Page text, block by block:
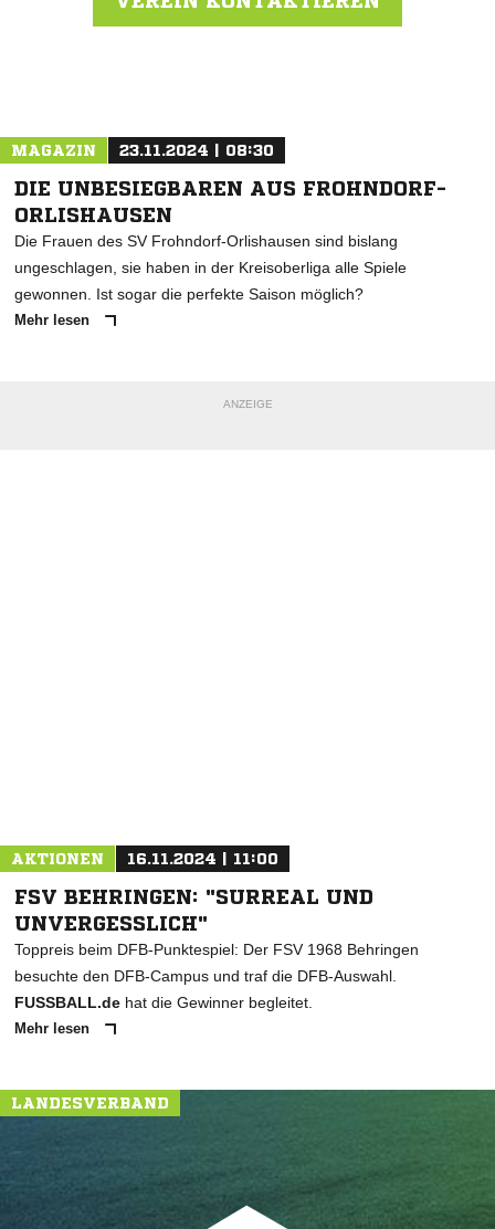
MAGAZIN 23.11.2024 | 08:30
DIE UNBESIEGBAREN AUS FROHNDORF-
ORLISHAUSEN
Die Frauen des SV Frohndorf-Orlishausen sind bislang
ungeschlagen, sie haben in der Kreisoberliga alle Spiele
gewonnen. Ist sogar die perfekte Saison möglich?
Mehr lesen
ANZEIGE
AKTIONEN 16.11.2024 | 11:00
FSV BEHRINGEN: "SURREAL UND
UNVERGESSLICH"
Toppreis beim DFB-Punktespiel: Der FSV 1968 Behringen
besuchte den DFB-Campus und traf die DFB-Auswahl.
FUSSBALL.de hat die Gewinner begleitet.
Mehr lesen
LANDESVERBAND